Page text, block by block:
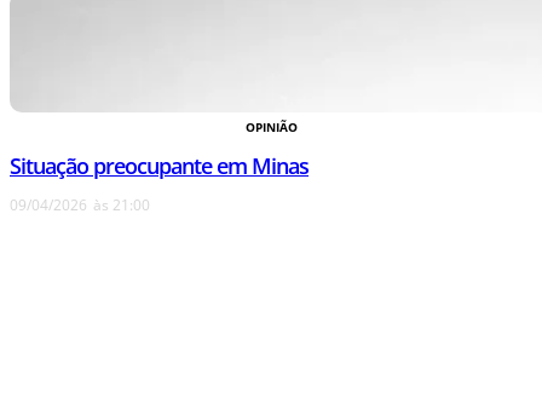
OPINIÃO
Situação preocupante em Minas
09/04/2026 às 21:00